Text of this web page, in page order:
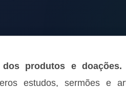
produtos e doações.
estudos, sermões e